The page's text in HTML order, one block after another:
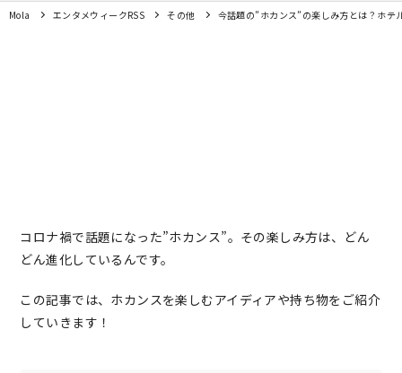
Mola エンタメウィークRSS その他 今話題の”ホカンス”の楽しみ方とは？ホテ
コロナ禍で話題になった”ホカンス”。その楽しみ方は、どん
どん進化しているんです。
この記事では、ホカンスを楽しむアイディアや持ち物をご紹介
していきます！